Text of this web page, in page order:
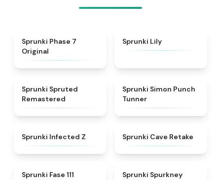
Sprunki Phase 7
Original
Sprunki Lily
Sprunki Spruted
Remastered
4.7
Sprunki Simon Punch
Tunner
★
Sprunki Infected Z ★
Sprunki Cave Retake
Sprunki Fase 111 Sprunki Spurkney